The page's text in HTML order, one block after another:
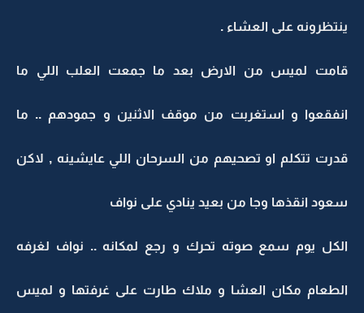
ينتظرونه على العشاء .
قامت لميس من الارض بعد ما جمعت العلب اللي ما
انفقعوا و استغربت من موقف الاثنين و جمودهم .. ما
قدرت تتكلم او تصحيهم من السرحان اللي عايشينه , لاكن
سعود انقذها وجا من بعيد ينادي على نواف
الكل يوم سمع صوته تحرك و رجع لمكانه .. نواف لغرفه
الطعام مكان العشا و ملاك طارت على غرفتها و لميس